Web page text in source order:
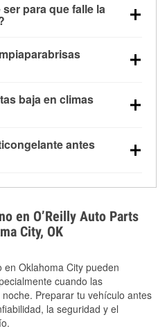
para que falle la
perder hasta la mitad de
de los 0 °F, lo que
la sal y la nieve
mejorar la visibilidad.
baja en climas
10 °F que baja la
más información sobre
antes
condiciones de frío
la protección
sección How-To.
en O’Reilly Auto Parts
City, OK
Oklahoma City pueden
cuando las
Preparar tu vehículo antes
la seguridad y el